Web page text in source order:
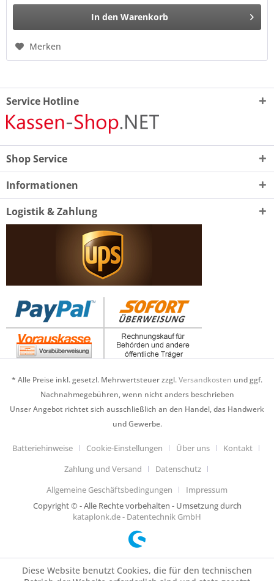
In den Warenkorb
Merken
Service Hotline
Shop Service
Informationen
Logistik & Zahlung
* Alle Preise inkl. gesetzl. Mehrwertsteuer zzgl.Versandkosten und ggf.
Nachnahmegebühren, wenn nicht anders beschrieben
Unser Angebot richtet sich ausschließlich an den Handel, das Handwerk
und Gewerbe.
Batteriehinweise Cookie-Einstellungen Über uns
Kontakt
Zahlung und Versand
Datenschutz
Allgemeine Geschäftsbedingungen
Impressum
Copyright © - Alle Rechte vorbehalten - Umsetzung durch
kataplonk.de - Datentechnik GmbH
Diese Website benutzt Cookies, die für den technischen